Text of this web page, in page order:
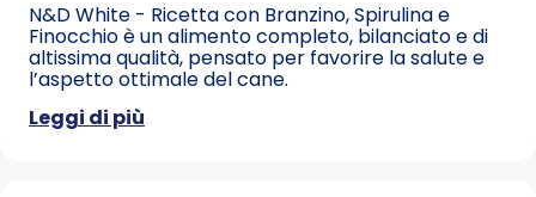
N&D White - Ricetta con Branzino, Spirulina e
Finocchio è un alimento completo, bilanciato e di
altissima qualità, pensato per favorire la salute e
l’aspetto ottimale del cane.
Grazie all’esclusiva Color Protection Formula, è
specificamente formulato per ridurre il rischio di
Leggi di più